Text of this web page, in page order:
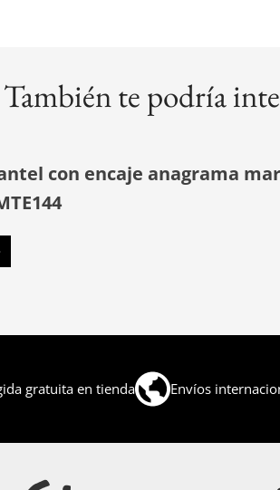
También te podría
con encaje anagrama
gratuita en tienda Envíos